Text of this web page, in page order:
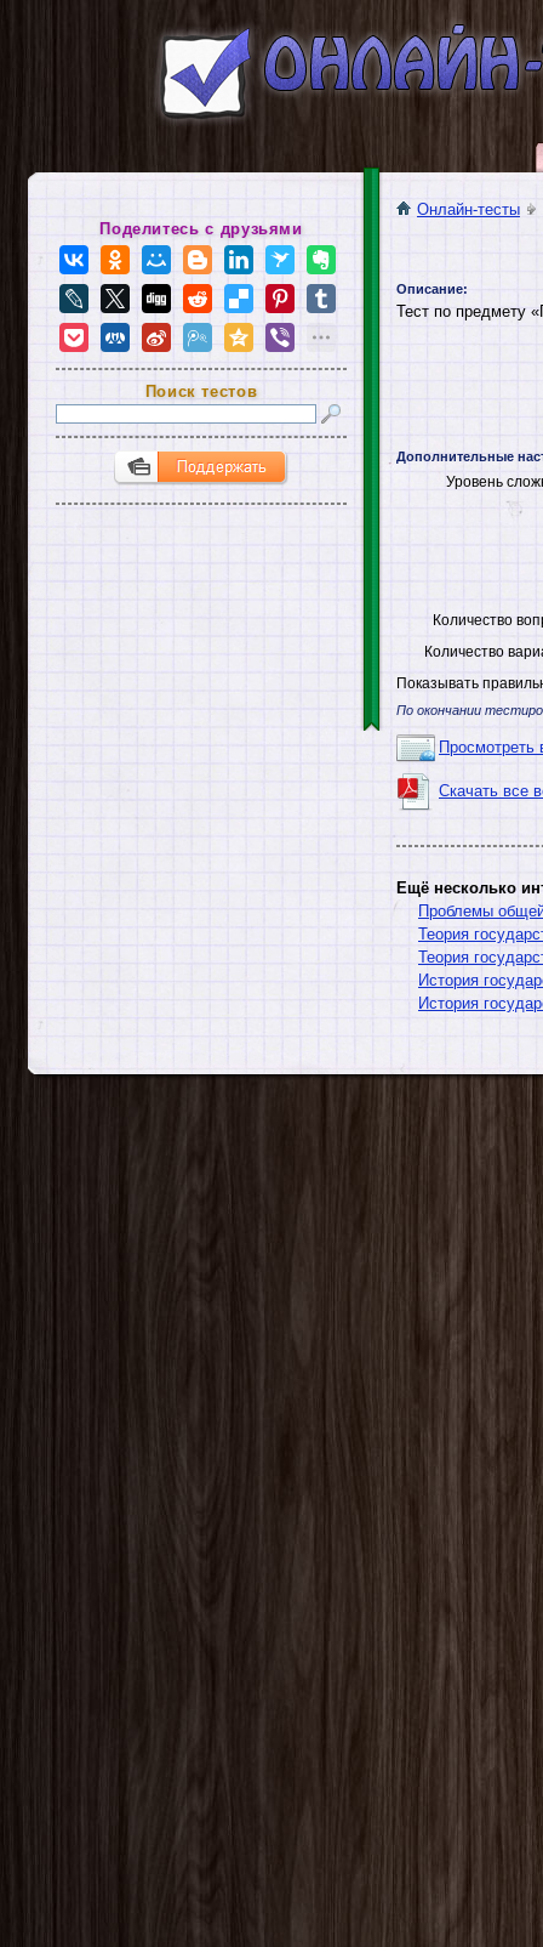
Онлайн-тесты
Описание:
Тест по предмету
Дополнительные
Уровень
Количество
Количество
Показывать
По окончании
Просмотреть
Скачать все
Ещё несколько
Проблемы общей
Теория
Теория
История
История
Поделитесь с друзьями
Поиск тестов